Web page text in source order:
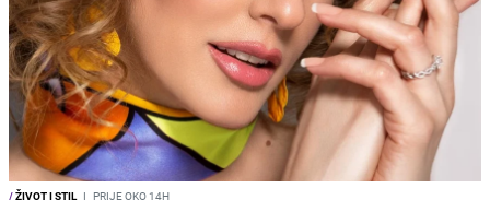
/ŽIVOT I STIL I PRIJE OKO 14H